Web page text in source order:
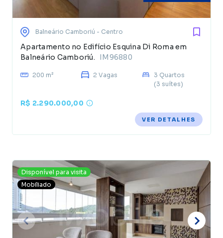
Balneário Camboriú - Centro
Apartamento no Edifício Esquina Di Roma em
Balneário Camboriú.
IM96880
200 m² 2 Vagas
3 Quartos
(3 suítes)
R$ 2.290.000,00
VER DETALHES
Disponível para visita
Mobiliado